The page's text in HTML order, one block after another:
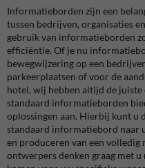
Informatieborden zijn een
tussen bedrijven, organisaties
gebruik van informatieborden
efficiëntie. Of je nu
bewegwijzering op een
parkeerplaatsen of voor de
hotel, wij hebben altijd de
standaard informatieborden
oplossingen aan. Hierbij kunt u
standaard informatiebord naar
en produceren van een
ontwerpers denken graag met